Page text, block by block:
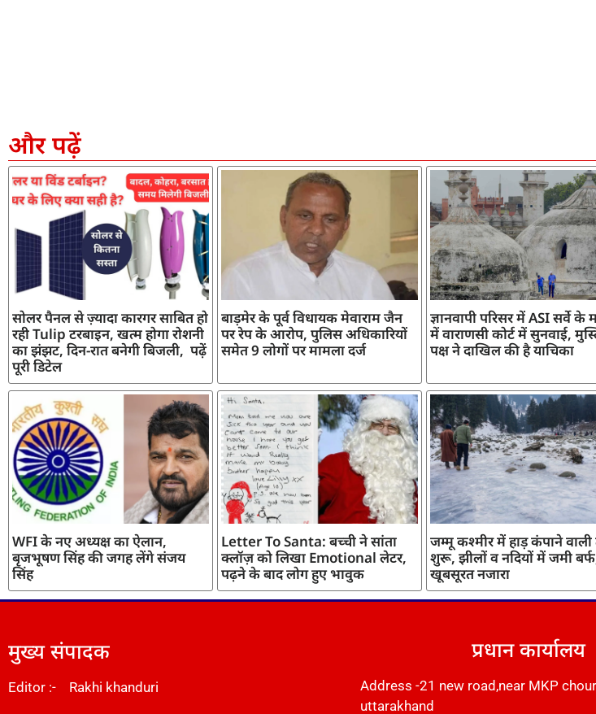
और पढ़ें
सोलर पैनल से ज़्यादा कारगर साबित हो
रही Tulip टरबाइन, खत्म होगा रोशनी
का झंझट, दिन-रात बनेगी बिजली, पढ़ें
पूरी डिटेल
बाड़मेर के पूर्व विधायक मेवाराम जैन
पर रेप के आरोप, पुलिस अधिकारियों
समेत 9 लोगों पर मामला दर्ज
ज्ञानवापी परिसर में ASI सर्वे के
में वाराणसी कोर्ट में सुनवाई,
पक्ष ने दाखिल की है याचिका
WFI के नए अध्यक्ष का ऐलान,
बृजभूषण सिंह की जगह लेंगे संजय
सिंह
Letter To Santa: बच्ची ने सांता
क्लॉज़ को लिखा Emotional लेटर,
पढ़ने के बाद लोग हुए भावुक
जम्मू कश्मीर में हाड़ कंपाने वाली
शुरू, झीलों व नदियों में जमी
खूबसूरत नजारा
मुख्य संपादक
Editor :- Rakhi khanduri
प्रधान कार्यालय
Address -21 new road,near MKP
uttarakhand